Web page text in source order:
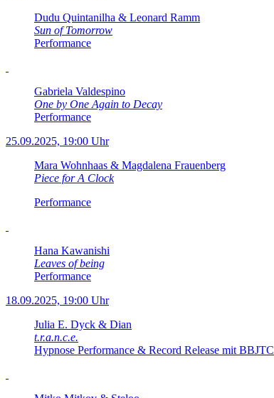
Dudu Quintanilha & Leonard Ramm
Sun of Tomorrow
Performance
Gabriela Valdespino
One by One Again to Decay
Performance
25.09.2025, 19:00 Uhr
Mara Wohnhaas & Magdalena Frauenberg
Piece for A Clock
Performance
Hana Kawanishi
Leaves of being
Performance
18.09.2025, 19:00 Uhr
Julia E. Dyck & Dian
t.r.a.n.c.e.
Hypnose Performance & Record Release mit BBJTC